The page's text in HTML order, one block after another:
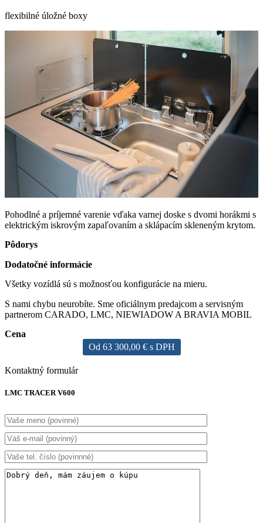
flexibilné úložné boxy
Pohodlné a príjemné varenie vďaka varnej doske s dvomi horákmi s
elektrickým iskrovým zapaľovaním a sklápacím skleneným krytom.
Pôdorys
Dodatočné informácie
Všetky vozídlá sú s možnosťou konfigurácie na mieru.
S nami chybu neurobíte. Sme oficiálnym predajcom a servisným
partnerom CARADO, LMC, NIEWIADOW A BRAVIA MOBIL
Cena
Od 63 300,00 € s DPH
Kontaktný formulár
LMC TRACER V600